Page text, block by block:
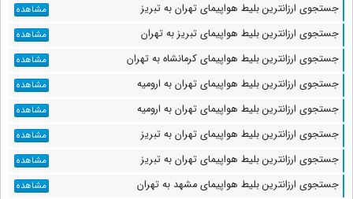
جستجوی ارزانترین بلیط هواپیمای تهران به تبریز مشاهده
جستجوی ارزانترین بلیط هواپیمای تبریز به تهران مشاهده
جستجوی ارزانترین بلیط هواپیمای کرمانشاه به تهران مشاهده
جستجوی ارزانترین بلیط هواپیمای تهران به ارومیه مشاهده
جستجوی ارزانترین بلیط هواپیمای تهران به ارومیه مشاهده
جستجوی ارزانترین بلیط هواپیمای تهران به تبریز مشاهده
جستجوی ارزانترین بلیط هواپیمای تهران به تبریز مشاهده
جستجوی ارزانترین بلیط هواپیمای مشهد به تهران مشاهده